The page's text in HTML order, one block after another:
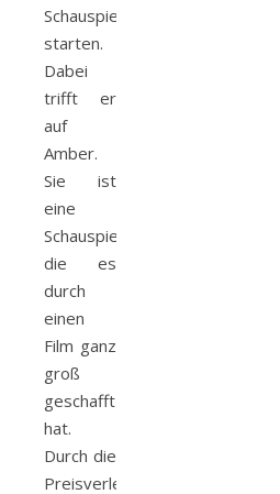
Schauspielkarriere
starten.
Dabei
trifft er
auf
Amber.
Sie ist
eine
Schauspielerin
die es
durch
einen
Film ganz
groß
geschafft
hat.
Durch die
Preisverleihung